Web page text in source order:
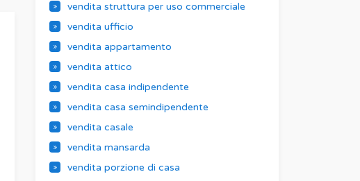
vendita struttura per uso commerciale
vendita ufficio
vendita appartamento
vendita attico
vendita casa indipendente
vendita casa semindipendente
vendita casale
vendita mansarda
vendita porzione di casa